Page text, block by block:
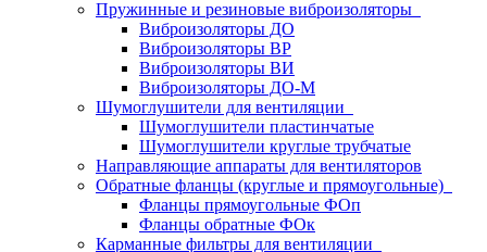
Пружинные и резиновые виброизоляторы
Виброизоляторы ДО
Виброизоляторы ВР
Виброизоляторы ВИ
Виброизоляторы ДО-М
Шумоглушители для вентиляции
Шумоглушители пластинчатые
Шумоглушители круглые трубчатые
Направляющие аппараты для вентиляторов
Обратные фланцы (круглые и прямоугольные)
Фланцы прямоугольные ФОп
Фланцы обратные ФОк
Карманные фильтры для вентиляции